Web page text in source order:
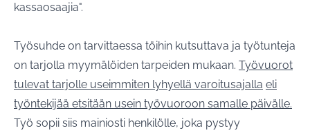
kassaosaajia".
Työsuhde on tarvittaessa töihin kutsuttava ja työtunteja
on tarjolla myymälöiden tarpeiden mukaan. Työvuorot
tulevat tarjolle useimmiten lyhyellä varoitusajalla eli
työntekijää etsitään usein työvuoroon samalle päivälle.
Työ sopii siis mainiosti henkilölle, joka pystyy